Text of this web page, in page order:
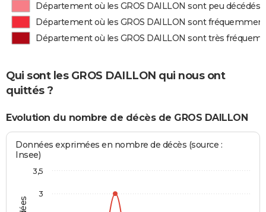
Département où les GROS DAILLON sont peu décédés
Département où les GROS DAILLON sont
Département où les GROS DAILLON sont très
Qui sont les GROS DAILLON qui nous ont
quittés ?
Evolution du nombre de décès de GROS DAILLON
Données exprimées en nombre de décès (source :
Insee)
3
3,5